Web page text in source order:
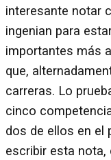
interesante notar
ingenian para
importantes más
que,
carreras. Lo
cinco
dos de ellos en el
escribir esta